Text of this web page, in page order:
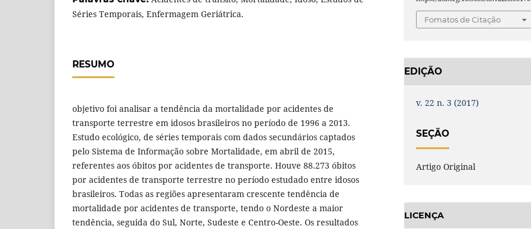
Séries Temporais, Enfermagem Geriátrica.
RESUMO
objetivo foi analisar a tendência da mortalidade por acidentes de
transporte terrestre em idosos brasileiros no período de 1996 a 2013.
Estudo ecológico, de séries temporais com dados secundários captados
pelo Sistema de Informação sobre Mortalidade, em abril de 2015,
referentes aos óbitos por acidentes de transporte. Houve 88.273 óbitos
por acidentes de transporte terrestre no período estudado entre idosos
brasileiros. Todas as regiões apresentaram crescente tendência de
mortalidade por acidentes de transporte, tendo o Nordeste a maior
tendência, seguida do Sul, Norte, Sudeste e Centro-Oeste. Os resultados
Fomatos de Citação
EDIÇÃO
v. 22 n. 3 (2017)
SEÇÃO
Artigo Original
LICENÇA